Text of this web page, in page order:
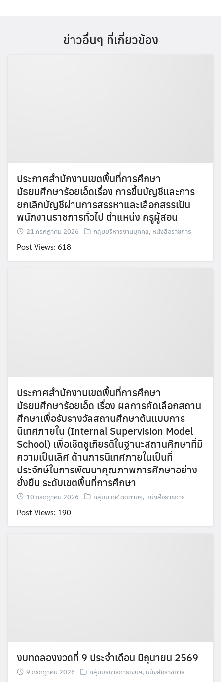
Search
for:
ข่าวอื่นๆ ที่เกี่ยวข้อง
ประกาศสำนักงานเขตพื้นที่การศึกษา
มัธยมศึกษาร้อยเอ็ดเรื่อง การขึ้นบัญชีและการ
ยกเลิกบัญชีผ่านการสรรหาและเลือกสรรเป็น
พนักงานราชการทั่วไป ตำแหน่ง ครูผู้สอน
21 กรกฎาคม 2026 กลุ่มบริหารงานบุคคล, หนังสือราชการ
Post Views: 618
ประกาศสำนักงานเขตพื้นที่การศึกษา
มัธยมศึกษาร้อยเอ็ด เรื่อง ผลการคัดเลือกสถาน
ศึกษาเพื่อรับรางวัลสถานศึกษาต้นแบบการ
นิเทศภายใน (Internal Supervision Model
School) เพื่อเชิดชูเกียรติในฐานะสถานศึกษาที่มี
ความเป็นเลิศ ด้านการนิเทศภายในเป็นที่
ประจักษ์ในการพัฒนาคุณภาพการศึกษาอย่าง
ยั่งยืน ระดับเขตพื้นที่การศึกษา
10 กรกฎาคม 2026 กลุ่มนิเทศ ติดตามฯ, หนังสือราชการ
Post Views: 190
งบทดลองงวดที่ 9 ประจำเดือน มิถุนายน 2569
9 กรกฎาคม 2026 กลุ่มบริหารการเงินฯ, หนังสือราชการ